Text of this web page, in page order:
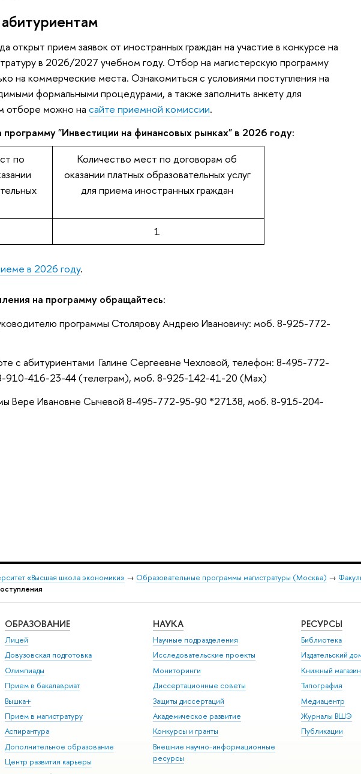
открыт прием заявок от иностранных граждан на участие в конкурсе на
в 2026/2027 учебном году. Отбор на магистерскую программу
на коммерческие места. Ознакомиться с условиями поступления на
формальными процедурами, а также заполнить анкету для
отборе можно насайте приемной комиссии.
"Инвестиции на финансовых рынках" в 2026 году:
по
Количество мест по договорам об
оказании платных образовательных услуг
для приема иностранных граждан
1
в 2026 году.
на программу обращайтесь:
программы Столярову Андрею Ивановичу: моб. 8-925-772-
с абитуриентами Галине Сергеевне Чехловой, телефон: 8-495-772-
910-416-23-44 (телеграм), моб. 8-925-142-41-20 (Max)
Вере Ивановне Сычевой 8-495-772-95-90 *27138, моб. 8-915-204-
«Высшая школа экономики» → Образовательные программы магистратуры (Москва) →
ОБРАЗОВАНИЕ
Лицей
Довузовская подготовка
Олимпиады
Прием в бакалавриат
Вышка+
Прием в магистратуру
Аспирантура
Дополнительное образование
Центр развития карьеры
НАУКА
Научные подразделения
Исследовательские проекты
Мониторинги
Диссертационные советы
Защиты диссертаций
Академическое развитие
Конкурсы и гранты
Внешние научно-информационные
ресурсы
РЕСУРСЫ
Библиотека
Издательский
Книжный
Типография
Медиацентр
Журналы ВШЭ
Публикации